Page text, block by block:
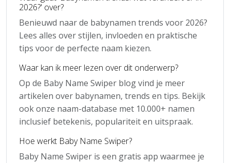
2026?' over?
Benieuwd naar de babynamen trends voor 2026?
Lees alles over stijlen, invloeden en praktische
tips voor de perfecte naam kiezen.
Waar kan ik meer lezen over dit onderwerp?
Op de Baby Name Swiper blog vind je meer
artikelen over babynamen, trends en tips. Bekijk
ook onze naam-database met 10.000+ namen
inclusief betekenis, populariteit en uitspraak.
Hoe werkt Baby Name Swiper?
Baby Name Swiper is een gratis app waarmee je